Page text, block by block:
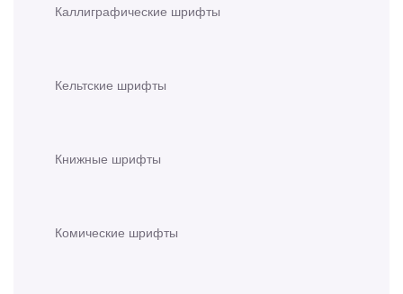
Каллиграфические шрифты
Кельтские шрифты
Книжные шрифты
Комические шрифты